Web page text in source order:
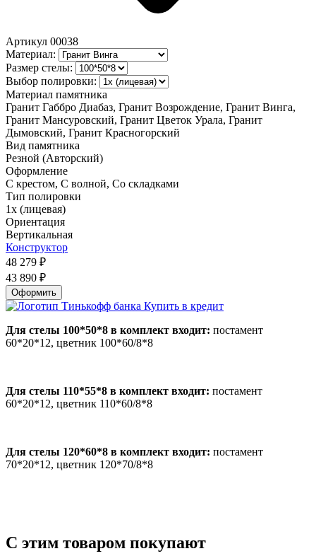
Артикул 00038
Материал:
Размер стелы:
Выбор полировки:
Материал памятника
Гранит Габбро Диабаз, Гранит Возрождение, Гранит Винга,
Гранит Мансуровский, Гранит Цветок Урала, Гранит
Дымовский, Гранит Красногорский
Вид памятника
Резной (Авторский)
Оформление
С крестом, С волной, Со складками
Тип полировки
1х (лицевая)
Ориентация
Вертикальная
Конструктор
48 279 ₽
43 890 ₽
Оформить
Купить в кредит
Для стелы 100*50*8 в комплект входит: постамент
60*20*12, цветник 100*60/8*8
Для стелы 110*55*8 в комплект входит: постамент
60*20*12, цветник 110*60/8*8
Для стелы 120*60*8 в комплект входит: постамент
70*20*12, цветник 120*70/8*8
С этим товаром покупают